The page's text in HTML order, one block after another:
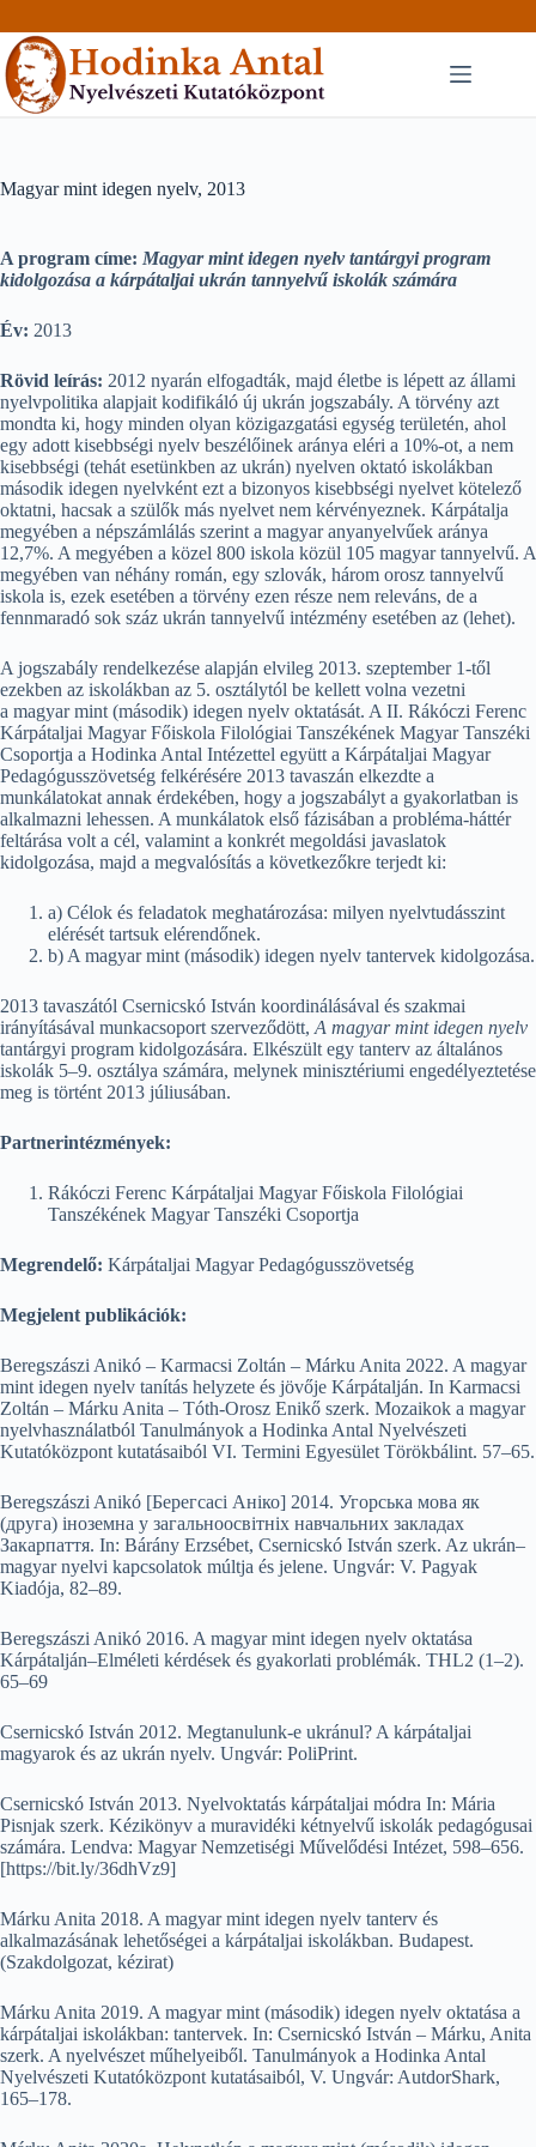
to
content
Magyar mint idegen nyelv, 2013
A program címe: Magyar mint idegen nyelv tantárgyi program
kidolgozása a kárpátaljai ukrán tannyelvű iskolák számára
Év: 2013
Rövid leírás: 2012 nyarán elfogadták, majd életbe is lépett az állami
nyelvpolitika alapjait kodifikáló új ukrán jogszabály. A törvény azt
mondta ki, hogy minden olyan közigazgatási egység területén, ahol
egy adott kisebbségi nyelv beszélőinek aránya eléri a 10%-ot, a nem
kisebbségi (tehát esetünkben az ukrán) nyelven oktató iskolákban
második idegen nyelvként ezt a bizonyos kisebbségi nyelvet kötelező
oktatni, hacsak a szülők más nyelvet nem kérvényeznek. Kárpátalja
megyében a népszámlálás szerint a magyar anyanyelvűek aránya
12,7%. A megyében a közel 800 iskola közül 105 magyar tannyelvű. A
megyében van néhány román, egy szlovák, három orosz tannyelvű
iskola is, ezek esetében a törvény ezen része nem releváns, de a
fennmaradó sok száz ukrán tannyelvű intézmény esetében az (lehet).
A jogszabály rendelkezése alapján elvileg 2013. szeptember 1-től
ezekben az iskolákban az 5. osztálytól be kellett volna vezetni
a magyar mint (második) idegen nyelv oktatását. A II. Rákóczi Ferenc
Kárpátaljai Magyar Főiskola Filológiai Tanszékének Magyar Tanszéki
Csoportja a Hodinka Antal Intézettel együtt a Kárpátaljai Magyar
Pedagógusszövetség felkérésére 2013 tavaszán elkezdte a
munkálatokat annak érdekében, hogy a jogszabályt a gyakorlatban is
alkalmazni lehessen. A munkálatok első fázisában a probléma-háttér
feltárása volt a cél, valamint a konkrét megoldási javaslatok
kidolgozása, majd a megvalósítás a következőkre terjedt ki:
a) Célok és feladatok meghatározása: milyen nyelvtudásszint
elérését tartsuk elérendőnek.
b) A magyar mint (második) idegen nyelv tantervek kidolgozása.
2013 tavaszától Csernicskó István koordinálásával és szakmai
irányításával munkacsoport szerveződött, A magyar mint idegen nyelv
tantárgyi program kidolgozására. Elkészült egy tanterv az általános
iskolák 5–9. osztálya számára, melynek minisztériumi engedélyeztetése
meg is történt 2013 júliusában.
Partnerintézmények:
Rákóczi Ferenc Kárpátaljai Magyar Főiskola Filológiai
Tanszékének Magyar Tanszéki Csoportja
Megrendelő: Kárpátaljai Magyar Pedagógusszövetség
Megjelent publikációk:
Beregszászi Anikó – Karmacsi Zoltán – Márku Anita 2022. A magyar
mint idegen nyelv tanítás helyzete és jövője Kárpátalján. In Karmacsi
Zoltán – Márku Anita – Tóth-Orosz Enikő szerk. Mozaikok a magyar
nyelvhasználatból Tanulmányok a Hodinka Antal Nyelvészeti
Kutatóközpont kutatásaiból VI. Termini Egyesület Törökbálint. 57–65.
Beregszászi Anikó [Берегсасі Аніко] 2014. Угорська мова як
(друга) іноземна у загальноосвітніх навчальних закладах
Закарпаття. In: Bárány Erzsébet, Csernicskó István szerk. Az ukrán–
magyar nyelvi kapcsolatok múltja és jelene. Ungvár: V. Pagyak
Kiadója, 82–89.
Beregszászi Anikó 2016. A magyar mint idegen nyelv oktatása
Kárpátalján–Elméleti kérdések és gyakorlati problémák. THL2 (1–2).
65–69
Csernicskó István 2012. Megtanulunk-e ukránul? A kárpátaljai
magyarok és az ukrán nyelv. Ungvár: PoliPrint.
Csernicskó István 2013. Nyelvoktatás kárpátaljai módra In: Mária
Pisnjak szerk. Kézikönyv a muravidéki kétnyelvű iskolák pedagógusai
számára. Lendva: Magyar Nemzetiségi Művelődési Intézet, 598–656.
[https://bit.ly/36dhVz9]
Márku Anita 2018. A magyar mint idegen nyelv tanterv és
alkalmazásának lehetőségei a kárpátaljai iskolákban. Budapest.
(Szakdolgozat, kézirat)
Márku Anita 2019. A magyar mint (második) idegen nyelv oktatása a
kárpátaljai iskolákban: tantervek. In: Csernicskó István – Márku, Anita
szerk. A nyelvészet műhelyeiből. Tanulmányok a Hodinka Antal
Nyelvészeti Kutatóközpont kutatásaiból, V. Ungvár: AutdorShark,
165–178.